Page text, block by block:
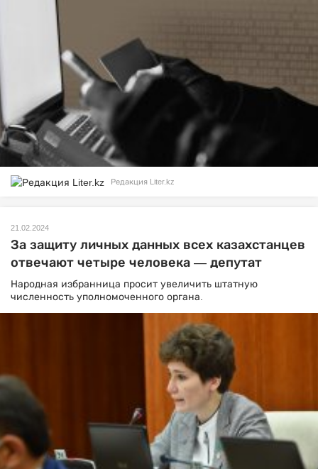
Редакция Liter.kz
21.02.2024
За защиту личных данных всех казахстанцев
отвечают четыре человека — депутат
Народная избранница просит увеличить штатную
численность уполномоченного органа.